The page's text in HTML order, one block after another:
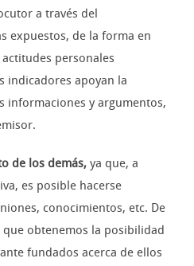
a través del
expuestos, de la forma en
personales
indicadores apoyan la
informaciones y argumentos,
de los demás, ya que, a
es posible hacerse
conocimientos, etc. De
obtenemos la posibilidad
fundados acerca de ellos